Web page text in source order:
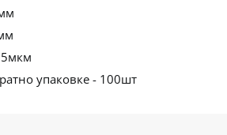
упаковке - 100шт